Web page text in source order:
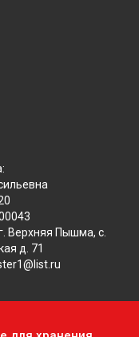
Верхняя Пышма, с.
д. 71
исключительно